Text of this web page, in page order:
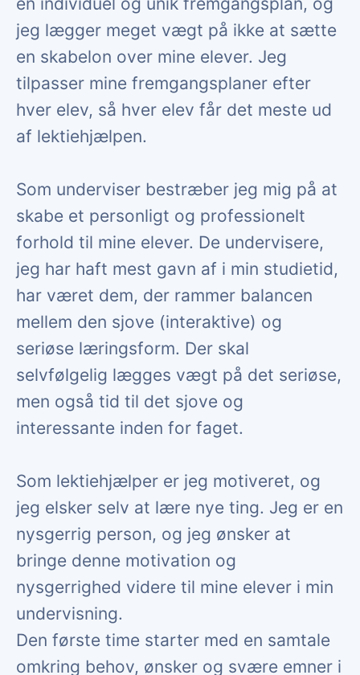
jeg lægger meget vægt på ikke at sætte
en skabelon over mine elever. Jeg
tilpasser mine fremgangsplaner efter
hver elev, så hver elev får det meste ud
af lektiehjælpen.
Som underviser bestræber jeg mig på at
skabe et personligt og professionelt
forhold til mine elever. De undervisere,
jeg har haft mest gavn af i min studietid,
har været dem, der rammer balancen
mellem den sjove (interaktive) og
seriøse læringsform. Der skal
selvfølgelig lægges vægt på det seriøse,
men også tid til det sjove og
interessante inden for faget.
Som lektiehjælper er jeg motiveret, og
jeg elsker selv at lære nye ting. Jeg er en
nysgerrig person, og jeg ønsker at
bringe denne motivation og
nysgerrighed videre til mine elever i min
undervisning.
Den første time starter med en samtale
omkring behov, ønsker og svære emner i